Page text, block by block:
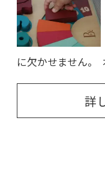
に欠かせません。
詳